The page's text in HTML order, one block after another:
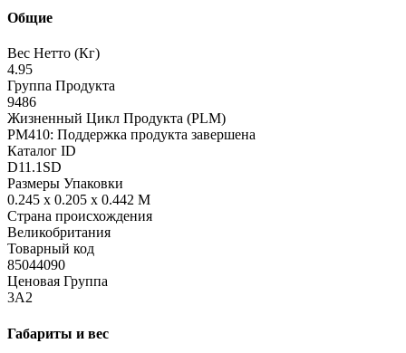
Общие
Вес Нетто (Кг)
4.95
Группа Продукта
9486
Жизненный Цикл Продукта (PLM)
PM410: Поддержка продукта завершена
Каталог ID
D11.1SD
Размеры Упаковки
0.245 x 0.205 x 0.442 M
Страна происхождения
Великобритания
Товарный код
85044090
Ценовая Группа
3A2
Габариты и вес